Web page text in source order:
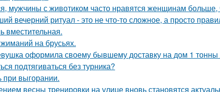
мужчины с животиком часто нравятся женщинам больше,
вечерний ритуал - это не что-то сложное, а просто
вместительная.
на брусьях.
оформила своему бывшему доставку на дом 1 тонны
подтягиваться без турника?
при выгорании.
весны тренировки на улице вновь становятся